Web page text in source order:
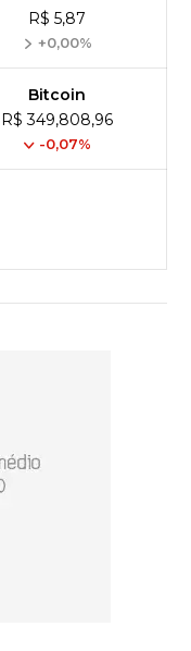
R$ 5,87
+0,00%
Bitcoin
R$ 349,808,96
-0,07%